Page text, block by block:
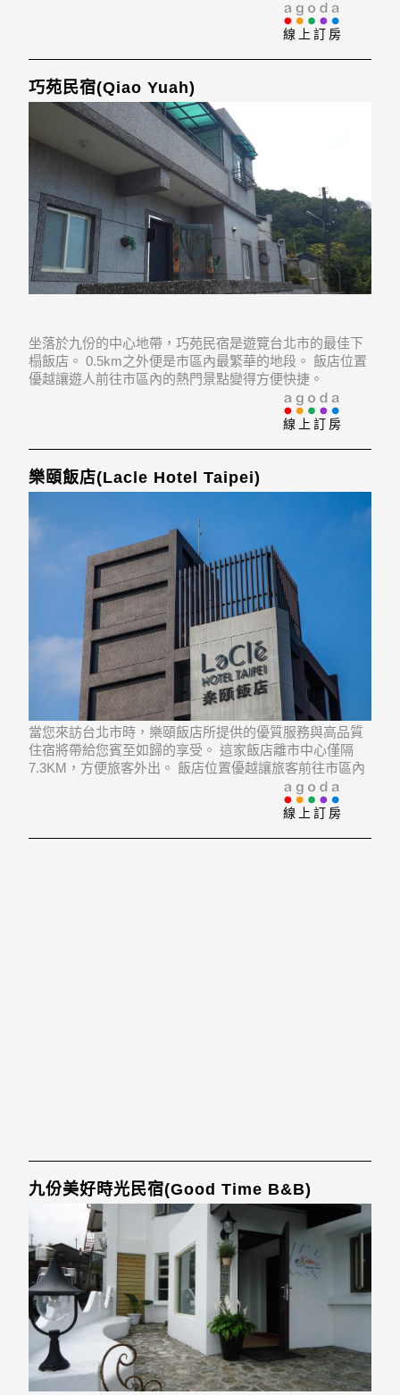
Hospital, En-Hua Hospital, Panchiao Chunghsing Hospital
線上訂房
巧苑民宿(Qiao Yuah)
坐落於九份的中心地帶，巧苑民宿是遊覽台北市的最佳下
榻飯店。 0.5km之外便是市區內最繁華的地段。 飯店位置
優越讓遊人前往市區內的熱門景點變得方便快捷。
線上訂房
樂頤飯店(Lacle Hotel Taipei)
當您來訪台北市時，樂頤飯店所提供的優質服務與高品質
住宿將帶給您賓至如歸的享受。 這家飯店離市中心僅隔
7.3KM，方便旅客外出。 飯店位置優越讓旅客前往市區內
線上訂房
九份美好時光民宿(Good Time B&B)